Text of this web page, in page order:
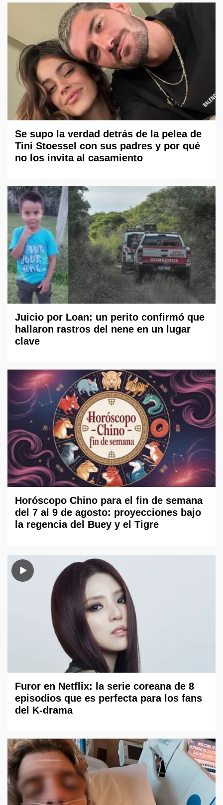
Se supo la verdad detrás de la pelea de
Tini Stoessel con sus padres y por qué
no los invita al casamiento
Juicio por Loan: un perito confirmó que
hallaron rastros del nene en un lugar
clave
Horóscopo Chino para el fin de semana
del 7 al 9 de agosto: proyecciones bajo
la regencia del Buey y el Tigre
Furor en Netflix: la serie coreana de 8
episodios que es perfecta para los fans
del K-drama